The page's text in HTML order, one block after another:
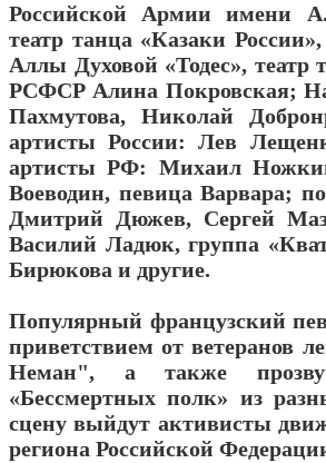
Российской Армии имени
театр танца «Казаки
Аллы Духовой «Тодес», театр
РСФСР Алина Покровская;
Пахмутова, Николай
артисты России: Лев
артисты РФ: Михаил
Воеводин, певица Варвара;
Дмитрий Дюжев, Сергей
Василий Ладюк, группа
Бирюкова и другие.
Популярный французский
приветствием от ветеранов
Неман", а также
«Бессмертных полк» из
сцену выйдут активисты
региона Российской